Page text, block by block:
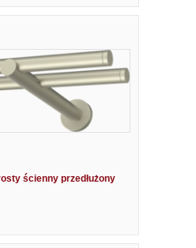
ścienny przedłużony